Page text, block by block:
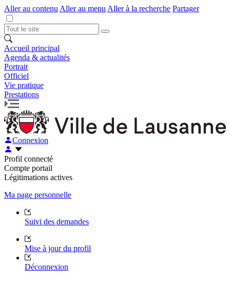
Aller au contenu Aller au menu Aller à la recherche Partager
Accueil principal
Agenda & actualités
Portrait
Officiel
Vie pratique
Prestations
Connexion
Profil connecté
Compte portail
Légitimations actives
Ma page personnelle
Suivi des demandes
Mise à jour du profil
Déconnexion